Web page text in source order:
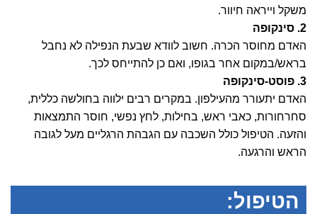
משקל וייראה חיוור.
2. סינקופה
האדם מחוסר הכרה. חשוב לוודא שבעת הנפילה לא נחבל
בראש/במקום אחר בגופו, ואם כן להתייחס לכך.
3. פוסט-סינקופה
האדם יתעורר מהעילפון. במקרים רבים ילווה בחולשה כללית,
סחרחורות, כאבי ראש, בחילות, לחץ נפשי, חוסר התמצאות
והזעה. הטיפול כולל השכבה עם הגבהת הרגליים מעל לגובה
הראש והרגעה.
הטיפול: